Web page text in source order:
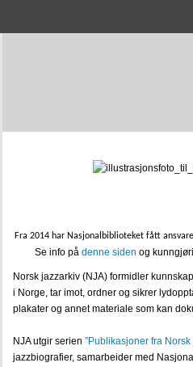
Jazz, hot & swing, Jazz in Norway vol
footprints-jazz-in-norway-vol-5-1970-
cool-klover-dixie-jazz-in-norway-vol-3-
sigarett-stomp-jazz-in-norway-vol-2-
Fra 2014 har Nasjonalbiblioteket fått
Se info på denne siden og
Norsk jazzarkiv (NJA) formidler
i Norge, tar imot, ordner og sikrer
plakater og annet materiale som kan
NJA utgir serien ”Publikasjoner fra Norsk
jazzbiografier, samarbeider med